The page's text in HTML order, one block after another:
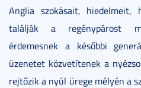
Anglia szokásait,
találják a regénypárost
érdemesnek a későbbi
üzenetet közvetítenek a
rejtőzik a nyúl ürege mélyén a